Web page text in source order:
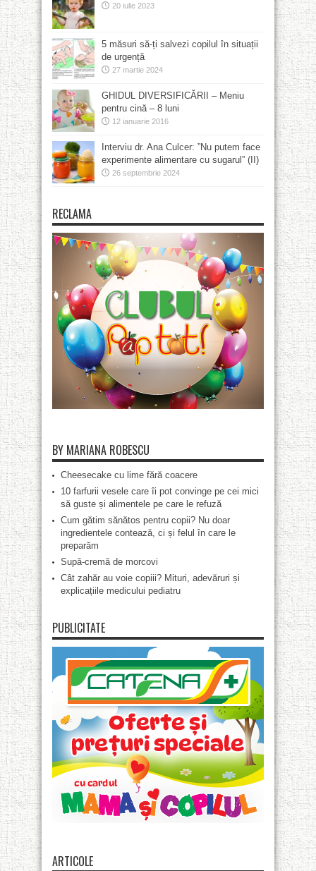
20 iulie 2023
5 măsuri să-ți salvezi copilul în situații
de urgență
27 martie 2024
GHIDUL DIVERSIFICĂRII – Meniu
pentru cină – 8 luni
12 ianuarie 2016
Interviu dr. Ana Culcer: ”Nu putem face
experimente alimentare cu sugarul” (II)
26 septembrie 2024
RECLAMA
BY MARIANA ROBESCU
Cheesecake cu lime fără coacere
10 farfurii vesele care îi pot convinge pe cei mici
să guste și alimentele pe care le refuză
Cum gătim sănătos pentru copii? Nu doar
ingredientele contează, ci și felul în care le
preparăm
Supă-cremă de morcovi
Cât zahăr au voie copiii? Mituri, adevăruri și
explicațiile medicului pediatru
PUBLICITATE
ARTICOLE